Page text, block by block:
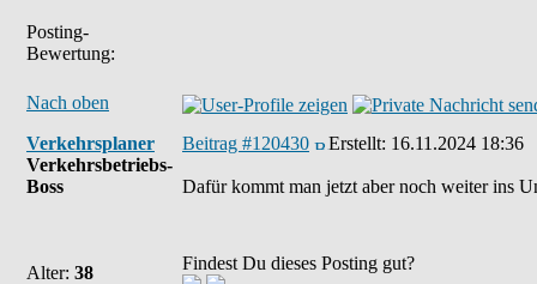
Posting-
Bewertung:
Nach oben
Verkehrsplaner
Verkehrsbetriebs-
Boss
Alter: 38
Beitrag #120430 Erstellt: 16.11.2024 18:36
Dafür kommt man jetzt aber noch weiter ins
Findest Du dieses Posting gut?